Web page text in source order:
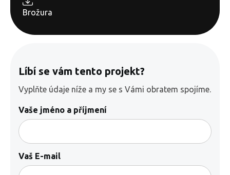
Brožura
Líbí se vám tento projekt?
Vyplňte údaje níže a my se s Vámi obratem spojíme.
Vaše jméno a příjmení
Vaš E-mail